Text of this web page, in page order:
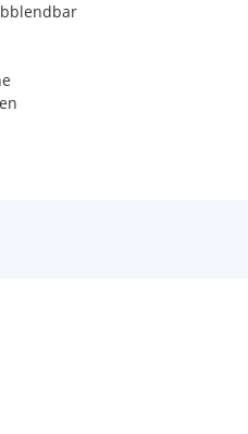
/ Rekuperation